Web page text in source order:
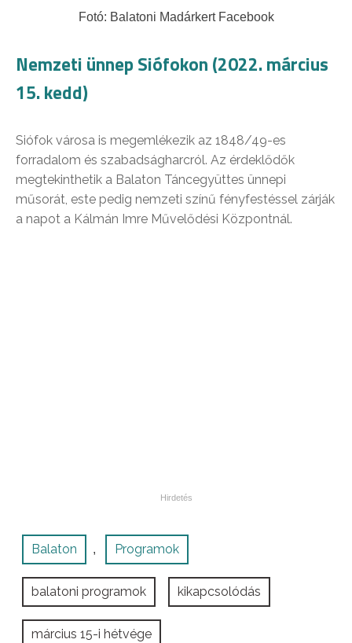
Fotó: Balatoni Madárkert Facebook
Nemzeti ünnep Siófokon (2022. március
15. kedd)
Siófok városa is megemlékezik az 1848/49-es
forradalom és szabadságharcról. Az érdeklődők
megtekinthetik a Balaton Táncegyüttes ünnepi
műsorát, este pedig nemzeti színű fényfestéssel zárják
a napot a Kálmán Imre Művelődési Központnál.
Balaton , Programok
balatoni programok kikapcsolódás
március 15-i hétvége